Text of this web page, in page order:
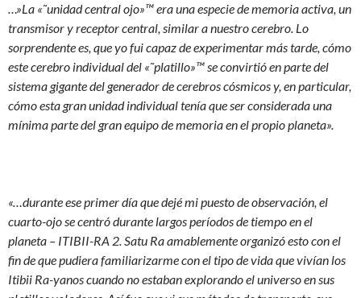
…»La «˜unidad central ojo»™ era una especie de memoria activa, un
transmisor y receptor central, similar a nuestro cerebro. Lo
sorprendente es, que yo fui capaz de experimentar más tarde, cómo
este cerebro individual del «˜platillo»™ se convirtió en parte del
sistema gigante del generador de cerebros cósmicos y, en particular,
cómo esta gran unidad individual tenía que ser considerada una
mínima parte del gran equipo de memoria en el propio planeta».
«…durante ese primer día que dejé mi puesto de observación, el
cuarto-ojo se centró durante largos períodos de tiempo en el
planeta – ITIBII-RA 2. Satu Ra amablemente organizó esto con el
fin de que pudiera familiarizarme con el tipo de vida que vivían los
Itibii Ra-yanos cuando no estaban explorando el universo en sus